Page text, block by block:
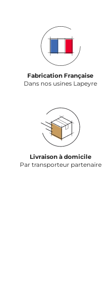
Fabrication Française
Dans nos usines Lapeyre
Livraison à domicile
Par transporteur partenaire